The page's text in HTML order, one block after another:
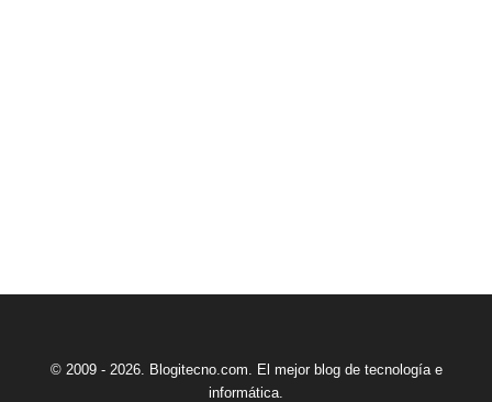
© 2009 - 2026. Blogitecno.com. El mejor blog de tecnología e
informática.